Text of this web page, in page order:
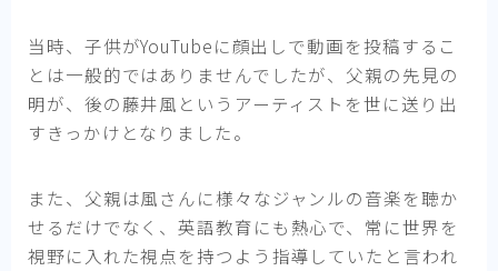
当時、子供がYouTubeに顔出しで動画を投稿するこ
とは一般的ではありませんでしたが、父親の先見の
明が、後の藤井風というアーティストを世に送り出
すきっかけとなりました。
また、父親は風さんに様々なジャンルの音楽を聴か
せるだけでなく、英語教育にも熱心で、常に世界を
視野に入れた視点を持つよう指導していたと言われ